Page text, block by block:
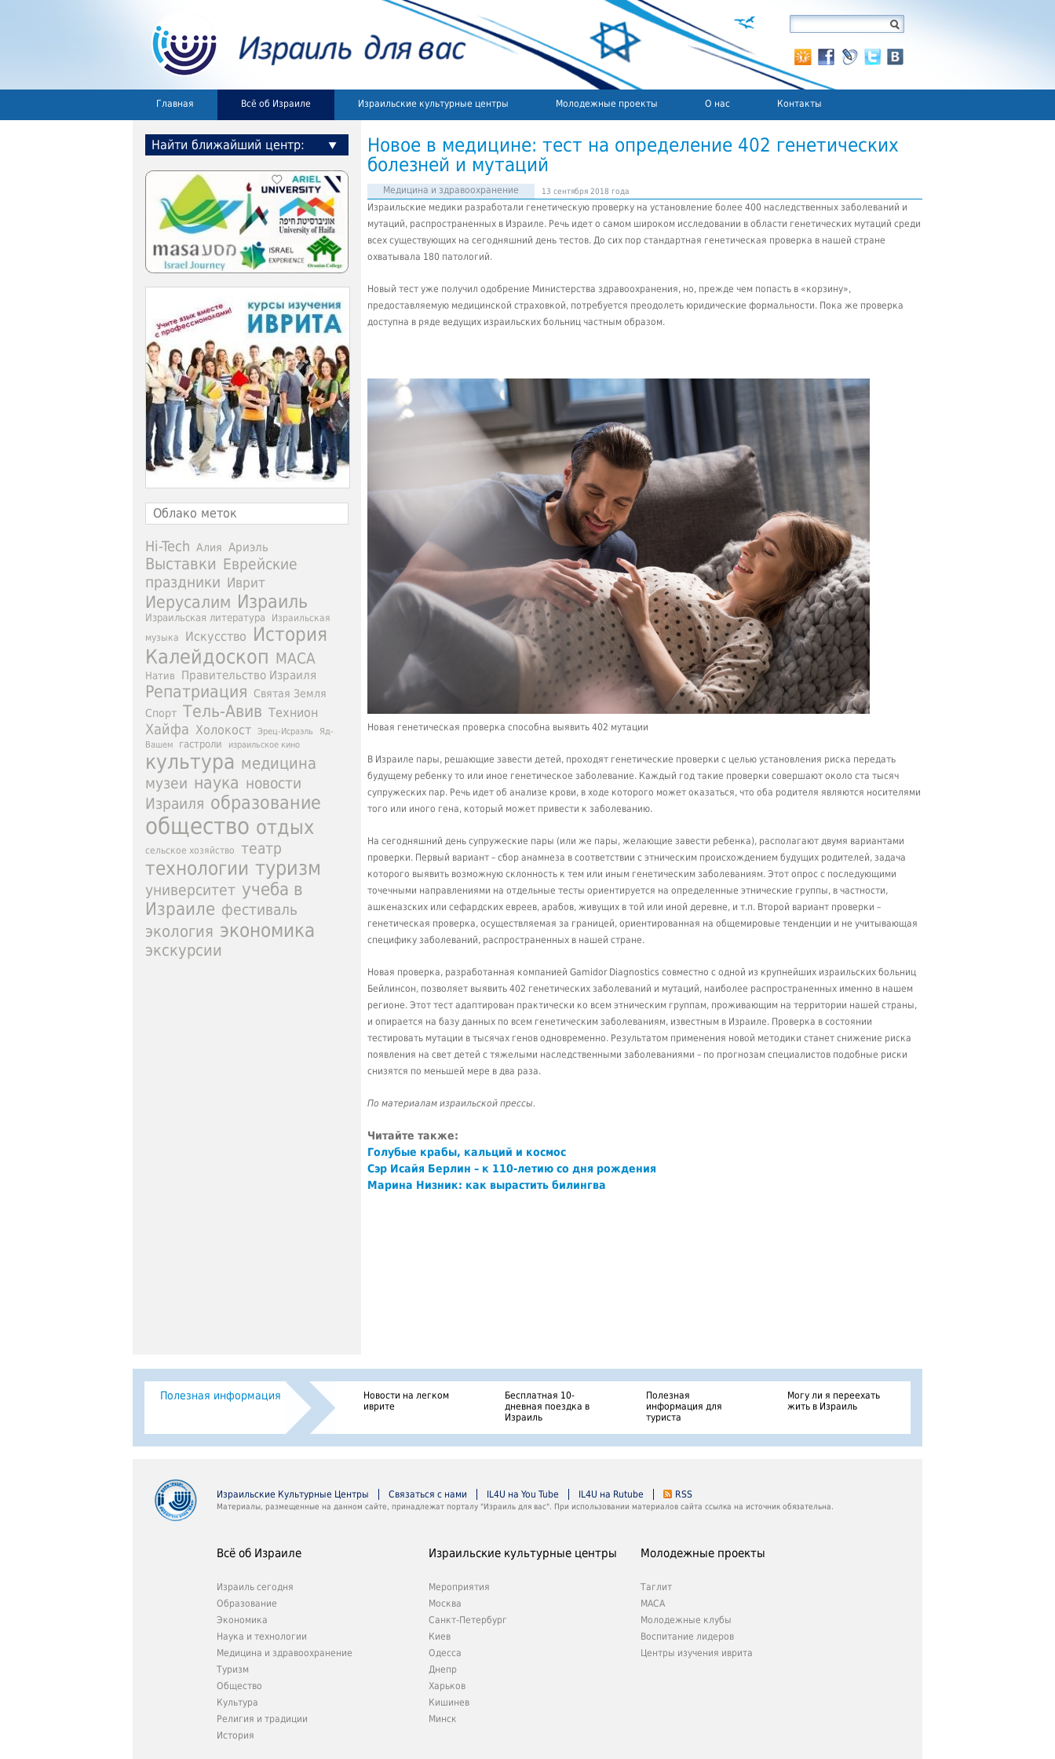
Главная Всё об Израиле Израильские культурные центры Молодежные проекты О нас Контакты
Новое в медицине: тест на определение 402 генетических
болезней и мутаций
Медицина и здравоохранение 13 сентября 2018 года
Израильские медики разработали генетическую проверку на установление более 400 наследственных заболеваний и
мутаций, распространенных в Израиле. Речь идет о самом широком исследовании в области генетических мутаций среди
всех существующих на сегодняшний день тестов. До сих пор стандартная генетическая проверка в нашей стране
охватывала 180 патологий.
Новый тест уже получил одобрение Министерства здравоохранения, но, прежде чем попасть в «корзину»,
предоставляемую медицинской страховкой, потребуется преодолеть юридические формальности. Пока же проверка
доступна в ряде ведущих израильских больниц частным образом.
Новая генетическая проверка способна выявить 402 мутации
В Израиле пары, решающие завести детей, проходят генетические проверки с целью установления риска передать
будущему ребенку то или иное генетическое заболевание. Каждый год такие проверки совершают около ста тысяч
супружеских пар. Речь идет об анализе крови, в ходе которого может оказаться, что оба родителя являются носителями
того или иного гена, который может привести к заболеванию.
На сегодняшний день супружеские пары (или же пары, желающие завести ребенка), располагают двумя вариантами
проверки. Первый вариант – сбор анамнеза в соответствии с этническим происхождением будущих родителей, задача
которого выявить возможную склонность к тем или иным генетическим заболеваниям. Этот опрос с последующими
точечными направлениями на отдельные тесты ориентируется на определенные этнические группы, в частности,
ашкеназских или сефардских евреев, арабов, живущих в той или иной деревне, и т.п. Второй вариант проверки –
генетическая проверка, осуществляемая за границей, ориентированная на общемировые тенденции и не учитывающая
специфику заболеваний, распространенных в нашей стране.
Новая проверка, разработанная компанией Gamidor Diagnostics совместно с одной из крупнейших израильских больниц
Бейлинсон, позволяет выявить 402 генетических заболеваний и мутаций, наиболее распространенных именно в нашем
регионе. Этот тест адаптирован практически ко всем этническим группам, проживающим на территории нашей страны,
и опирается на базу данных по всем генетическим заболеваниям, известным в Израиле. Проверка в состоянии
тестировать мутации в тысячах генов одновременно. Результатом применения новой методики станет снижение риска
появления на свет детей с тяжелыми наследственными заболеваниями – по прогнозам специалистов подобные риски
снизятся по меньшей мере в два раза.
По материалам израильской прессы.
Читайте также:
Голубые крабы, кальций и космос
Сэр Исайя Берлин – к 110-летию со дня рождения
Марина Низник: как вырастить билингва
Найти ближайший центр:
Облако меток
Hi-Tech Алия Ариэль
Выставки Еврейские
праздники Иврит
Иерусалим Израиль
Израильская литература
Израильская
музыка
Искусство История
Калейдоскоп МАСА
Натив Правительство Израиля
Репатриация
Святая Земля
Спорт Тель-Авив Технион
Хайфа Холокост Эрец-Исраэль
Яд-
Вашем
гастроли израильское кино
культура медицина
музеи наука новости
Израиля образование
общество отдых
сельское хозяйство театр
технологии туризм
университет учеба в
Израиле фестиваль
экология экономика
экскурсии
Полезная информация
Новости на легком
иврите
Бесплатная 10-
дневная поездка в
Израиль
Полезная
информация для
туриста
Могу ли я переехать
жить в Израиль
Израильские Культурные Центры Связаться с нами IL4U на You Tube IL4U на Rutube RSS
Материалы, размещенные на данном сайте, принадлежат порталу "Израиль для вас". При использовании материалов сайта ссылка на источник обязательна.
Всё об Израиле
Израиль сегодня
Образование
Экономика
Наука и технологии
Медицина и здравоохранение
Туризм
Общество
Культура
Религия и традиции
История
Израильские культурные центры
Мероприятия
Москва
Санкт-Петербург
Киев
Одесса
Днепр
Харьков
Кишинев
Минск
Молодежные проекты
Таглит
МАСА
Молодежные клубы
Воспитание лидеров
Центры изучения иврита